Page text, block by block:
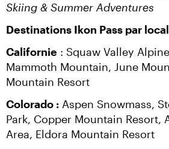
Skiing & Summer Adventures
Destinations Ikon Pass par
Californie : Squaw Valley
Mammoth Mountain, June
Mountain Resort
Colorado : Aspen Snowmass,
Park, Copper Mountain Resort,
Area, Eldora Mountain Resort